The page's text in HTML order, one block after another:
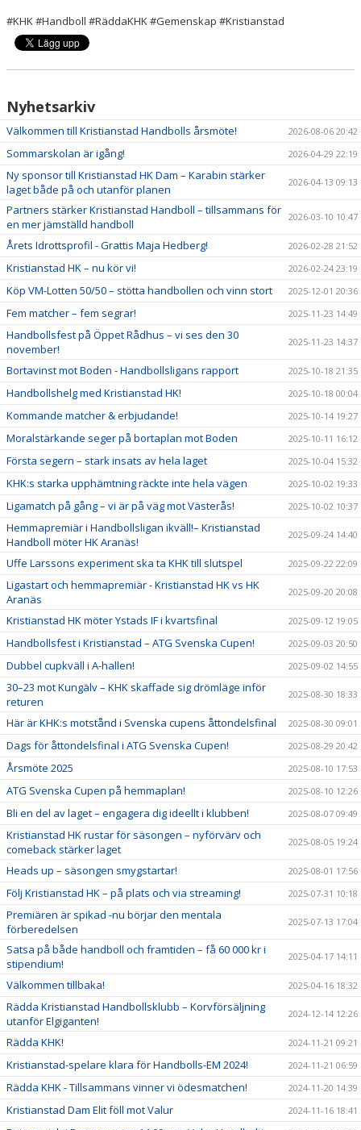
#KHK #Handboll #RäddaKHK #Gemenskap #Kristianstad
Nyhetsarkiv
Välkommen till Kristianstad Handbolls årsmöte! 2026-08-06 20:42
Sommarskolan är igång! 2026-04-29 22:19
Ny sponsor till Kristianstad HK Dam – Karabin stärker
laget både på och utanför planen
2026-04-13 09:13
Partners stärker Kristianstad Handboll – tillsammans för
en mer jämställd handboll
2026-03-10 10:47
Årets Idrottsprofil - Grattis Maja Hedberg! 2026-02-28 21:52
Kristianstad HK – nu kör vi! 2026-02-24 23:19
Köp VM-Lotten 50/50 – stötta handbollen och vinn stort 2025-12-01 20:36
Fem matcher – fem segrar! 2025-11-23 14:49
Handbollsfest på Öppet Rådhus – vi ses den 30
november!
2025-11-23 14:37
Bortavinst mot Boden - Handbollsligans rapport 2025-10-18 21:35
Handbollshelg med Kristianstad HK! 2025-10-18 00:04
Kommande matcher & erbjudande! 2025-10-14 19:27
Moralstärkande seger på bortaplan mot Boden 2025-10-11 16:12
Första segern – stark insats av hela laget 2025-10-04 15:32
KHK:s starka upphämtning räckte inte hela vägen 2025-10-02 19:33
Ligamatch på gång – vi är på väg mot Västerås! 2025-10-02 10:37
Hemmapremiär i Handbollsligan ikväll!– Kristianstad
Handboll möter HK Aranäs!
2025-09-24 14:40
Uffe Larssons experiment ska ta KHK till slutspel 2025-09-22 22:09
Ligastart och hemmapremiär - Kristianstad HK vs HK
Aranäs
2025-09-20 20:08
Kristianstad HK möter Ystads IF i kvartsfinal 2025-09-12 19:05
Handbollsfest i Kristianstad – ATG Svenska Cupen! 2025-09-03 20:50
Dubbel cupkväll i A-hallen! 2025-09-02 14:55
30–23 mot Kungälv – KHK skaffade sig drömläge inför
returen
2025-08-30 18:33
Här är KHK:s motstånd i Svenska cupens åttondelsfinal 2025-08-30 09:01
Dags för åttondelsfinal i ATG Svenska Cupen! 2025-08-29 20:42
Årsmöte 2025 2025-08-10 17:53
ATG Svenska Cupen på hemmaplan! 2025-08-10 12:26
Bli en del av laget – engagera dig ideellt i klubben! 2025-08-07 09:49
Kristianstad HK rustar för säsongen – nyförvärv och
comeback stärker laget
2025-08-05 19:24
Heads up – säsongen smygstartar! 2025-08-01 17:56
Följ Kristianstad HK – på plats och via streaming! 2025-07-31 10:18
Premiären är spikad -nu börjar den mentala
förberedelsen
2025-07-13 17:04
Satsa på både handboll och framtiden – få 60 000 kr i
stipendium!
2025-04-17 14:11
Välkommen tillbaka! 2025-04-16 18:32
Rädda Kristianstad Handbollsklubb – Korvförsäljning
utanför Elgiganten!
2024-12-14 12:26
Rädda KHK! 2024-11-21 09:21
Kristianstad-spelare klara för Handbolls-EM 2024! 2024-11-21 06:59
Rädda KHK - Tillsammans vinner vi ödesmatchen! 2024-11-20 14:39
Kristianstad Dam Elit föll mot Valur 2024-11-16 18:41